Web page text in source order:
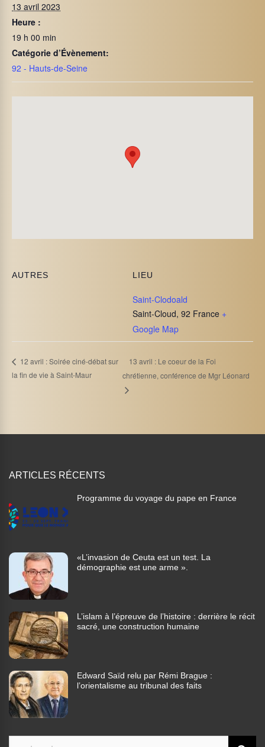
13 avril 2023
Heure :
19 h 00 min
Catégorie d’Évènement:
92 - Hauts-de-Seine
LIEU
Saint-Clodoald
Saint-Cloud, 92 France +
Google Map
AUTRES
12 avril : Soirée ciné-débat sur
la fin de vie à Saint-Maur
13 avril : Le coeur de la Foi
chrétienne, conférence de Mgr Léonard
ARTICLES RÉCENTS
Programme du voyage du pape en France
«L’invasion de Ceuta est un test. La
démographie est une arme ».
L’islam à l’épreuve de l’histoire : derrière le récit
sacré, une construction humaine
Edward Saïd relu par Rémi Brague :
l’orientalisme au tribunal des faits